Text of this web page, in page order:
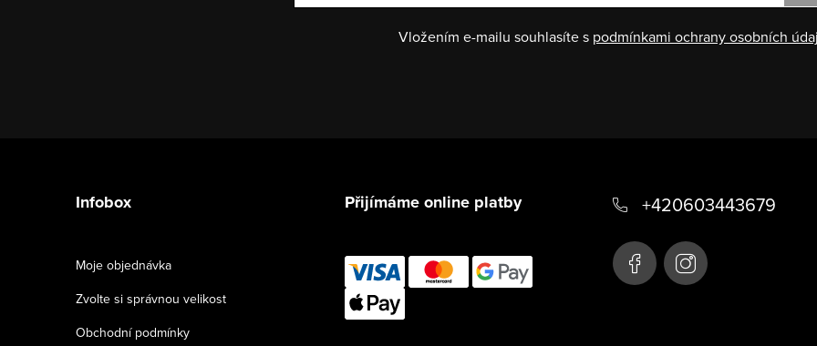
Vložením e-mailu souhlasíte s podmínkami ochrany osobních
Infobox
Moje objednávka
Zvolte si správnou velikost
Obchodní podmínky
Přijímáme online platby +420603443679